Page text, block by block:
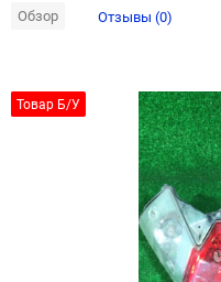
Обзор Отзывы (0)
Товар Б/У